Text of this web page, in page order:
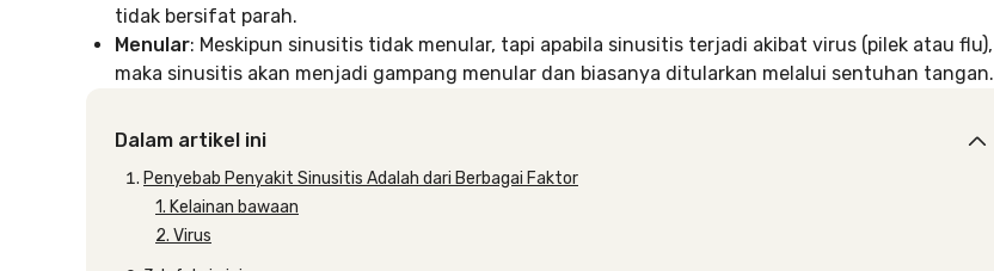
tidak bersifat parah.
Menular: Meskipun sinusitis tidak menular, tapi apabila sinusitis terjadi akibat virus (pilek atau flu),
maka sinusitis akan menjadi gampang menular dan biasanya ditularkan melalui sentuhan tangan.
Dalam artikel ini
Penyebab Penyakit Sinusitis Adalah dari Berbagai Faktor
1. Kelainan bawaan
2. Virus